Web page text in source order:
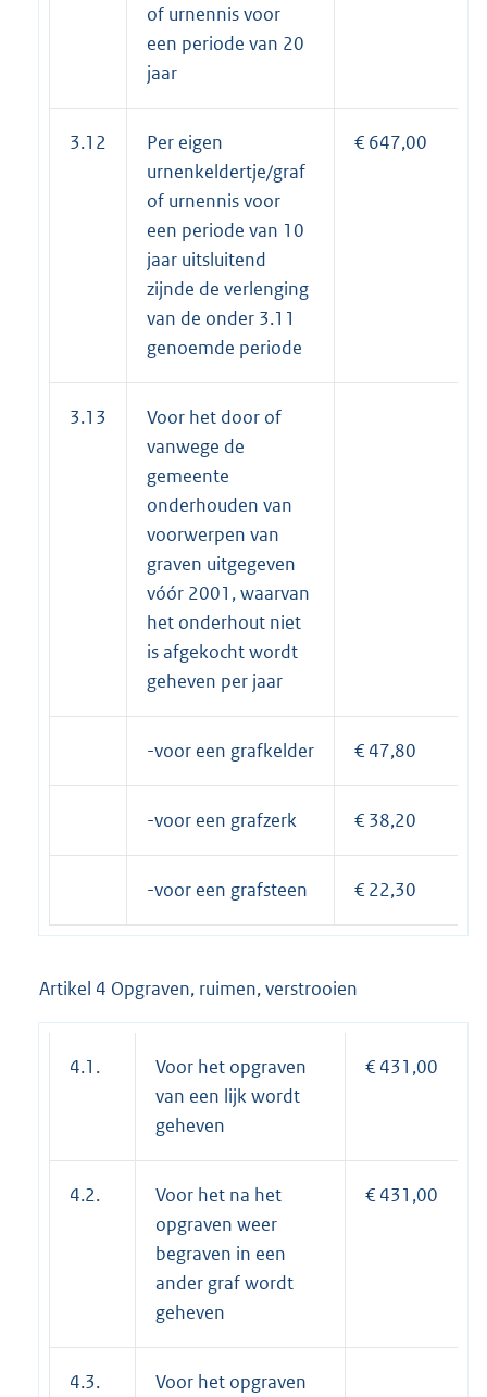
of urnennis voor
een periode van 20
jaar
3.12
Per eigen
urnenkeldertje/graf
of urnennis voor
een periode van 10
jaar uitsluitend
zijnde de verlenging
van de onder 3.11
genoemde periode
€ 647,00
3.13
Voor het door of
vanwege de
gemeente
onderhouden van
voorwerpen van
graven uitgegeven
vóór 2001, waarvan
het onderhout niet
is afgekocht wordt
geheven per jaar
-voor een grafkelder € 47,80
-voor een grafzerk € 38,20
-voor een grafsteen € 22,30
Artikel 4 Opgraven, ruimen, verstrooien
4.1.
Voor het opgraven
van een lijk wordt
geheven
€ 431,00
4.2.
Voor het na het
opgraven weer
begraven in een
ander graf wordt
geheven
€ 431,00
4.3. Voor het opgraven